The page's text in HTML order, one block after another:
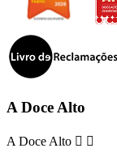
A Doce Alto
A Doce Alto  